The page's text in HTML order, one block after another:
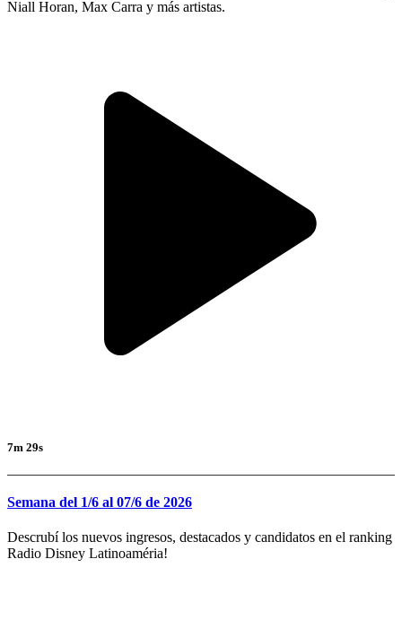
Niall Horan, Max Carra y más artistas.
7m 29s
Semana del 1/6 al 07/6 de 2026
Descrubí los nuevos ingresos, destacados y candidatos en el ranking
Radio Disney Latinoaméria!